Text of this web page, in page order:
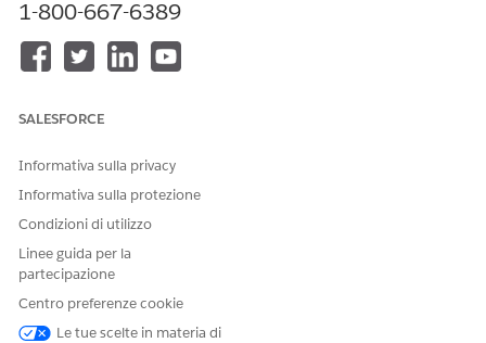
Restart the Mule application after updating the
Ensure the truststore file path remains stable and
does not change during Kubernetes secret
updates to avoid issues with the cached path in
the JVM.
Numero articolo Knowledge
005321538
1-800-667-6389
SALESFORCE
Informativa sulla privacy
Informativa sulla protezione
Condizioni di utilizzo
Linee guida per la
partecipazione
Centro preferenze cookie
Le tue scelte in materia di